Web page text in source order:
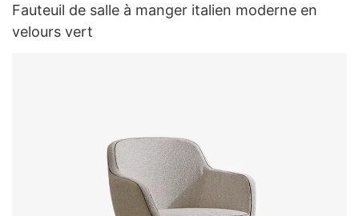
Fauteuil de salle à manger italien moderne en
velours vert